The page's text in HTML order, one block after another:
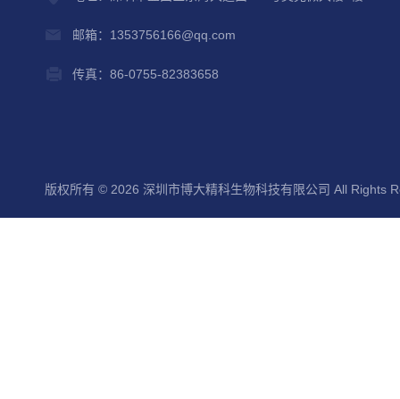
邮箱：1353756166@qq.com
传真：86-0755-82383658
版权所有 © 2026 深圳市博大精科生物科技有限公司 All Rights